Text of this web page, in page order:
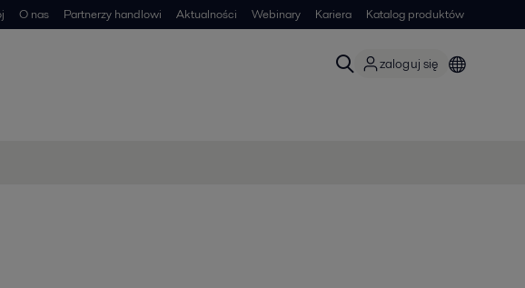
O nas Partnerzy handlowi Aktualności Webinary Kariera Katalog produktów
zaloguj się